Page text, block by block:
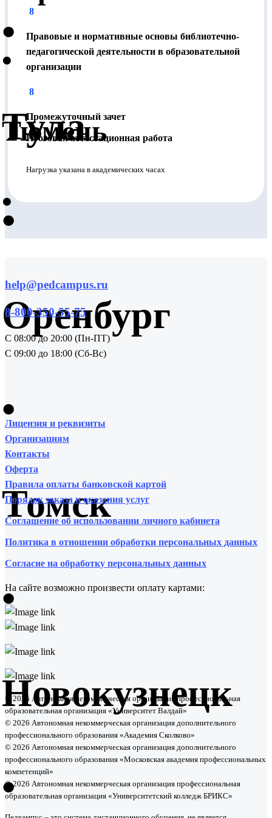
Документы можно получить в Москве (5 минут от
метро Семеновская, ул. Ткацкая, д. 1) или по почте.
Отправка по России производится бесплатно.
•
Тюмень
•
•
Тула
•
Оренбург
•
Томск
•
Новокузнецк
•
8
Правовые и нормативные основы библиотечно-
педагогической деятельности в образовательной
организации
8
Промежуточный зачет
Итоговая аттестационная работа
Нагрузка указана в академических часах
help@pedcampus.ru
8-800-350-55-75
С 08:00 до 20:00 (Пн-ПТ)
С 09:00 до 18:00 (Сб-Вс)
Лицензия и реквизиты
Организациям
Контакты
Оферта
Правила оплаты банковской картой
Порядок заказа и оказания услуг
Соглашение об использовании личного кабинета
Политика в отношении обработки персональных данных
Согласие на обработку персональных данных
На сайте возможно произвести оплату картами:
© 2026 Автономная некоммерческая организация профессиональная
образовательная организация «Университет Валдай»
© 2026 Автономная некоммерческая организация дополнительного
профессионального образования «Академия Сколково»
© 2026 Автономная некоммерческая организация дополнительного
профессионального образования «Московская академия профессиональных
компетенций»
© 2026 Автономная некоммерческая организация профессиональная
образовательная организация «Университетский колледж БРИКС»